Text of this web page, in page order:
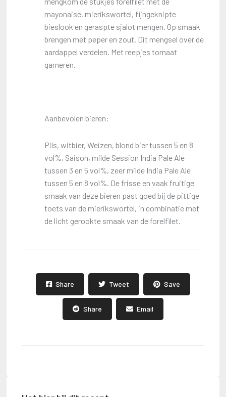
mayonaise, mierikswortel, fijngeknipte
bieslook en geraspte sjalot mengen. Op smaak
brengen met peper en zout. Dit mengsel over de
aardappel verdelen. Met reepjes tomaat
garneren.
Aanbevolen bieren:
Pils, witbier, Weizen, blond bier tussen 5 en 8
vol%, Saison, milde Session India Pale Ale
tussen 3 en 5 vol%, zeer milde India Pale Ale
tussen 5 en 8 vol%. De frisse en vaak fruitige
smaak van deze bieren past goed bij de pittige
toets van de mierikswortel, in combinatie met
de licht gerookte smaak van de forelfilet.
Share Tweet Save
Share Email